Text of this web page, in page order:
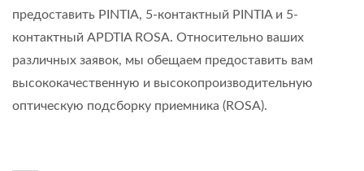
предоставить PINTIA, 5-контактный PINTIA и 5-
контактный APDTIA ROSA. Относительно ваших
различных заявок, мы обещаем предоставить вам
высококачественную и высокопроизводительную
оптическую подсборку приемника (ROSA).